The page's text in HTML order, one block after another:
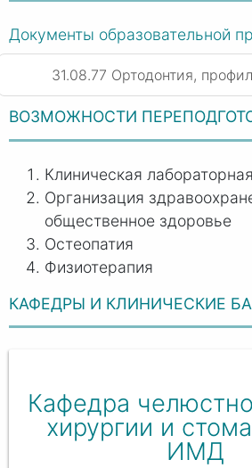
Документы образовательной
31.08.77 Ортодонтия,
ВОЗМОЖНОСТИ
Клиническая
Организация
общественное здоровье
Остеопатия
Физиотерапия
КАФЕДРЫ И КЛИНИЧЕСКИЕ
Кафедра
хирургии и
ИМД